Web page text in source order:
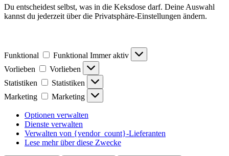
Du entscheidest selbst, was in die Keksdose darf. Deine Auswahl
kannst du jederzeit über die Privatsphäre-Einstellungen ändern.
Funktional Funktional Immer aktiv
Vorlieben
Vorlieben
Statistiken
Statistiken
Marketing
Marketing
Optionen verwalten
Dienste verwalten
Verwalten von {vendor_count}-Lieferanten
Lese mehr über diese Zwecke